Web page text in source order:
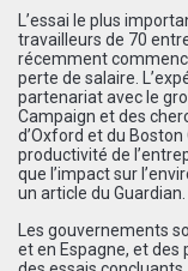
L’essai le plus
travailleurs de 70
récemment
perte de salaire.
partenariat avec le
Campaign et des
d’Oxford et du
productivité de
que l’impact sur
un article du Guardian.
Les gouvernements
et en Espagne, et des